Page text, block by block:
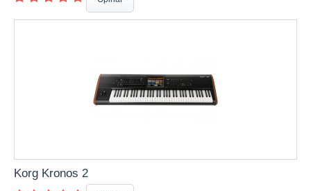
Korg Kronos 2